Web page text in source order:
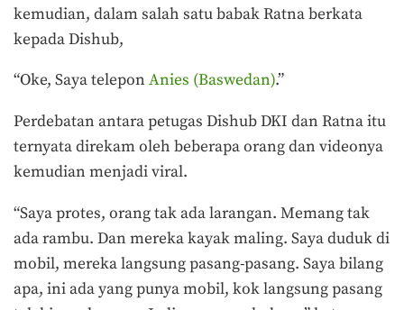
kemudian, dalam salah satu babak Ratna berkata
kepada Dishub,
“Oke, Saya telepon Anies (Baswedan).”
Perdebatan antara petugas Dishub DKI dan Ratna itu
ternyata direkam oleh beberapa orang dan videonya
kemudian menjadi viral.
“Saya protes, orang tak ada larangan. Memang tak
ada rambu. Dan mereka kayak maling. Saya duduk di
mobil, mereka langsung pasang-pasang. Saya bilang
apa, ini ada yang punya mobil, kok langsung pasang